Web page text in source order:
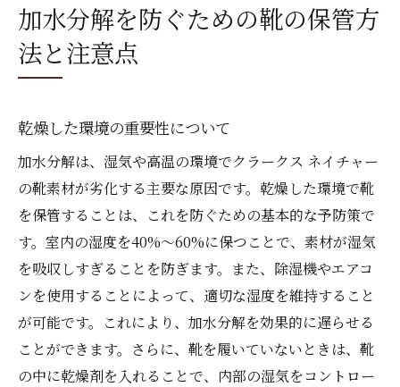
加水分解を防ぐための靴の保管方
法と注意点
乾燥した環境の重要性について
加水分解は、湿気や高温の環境でクラークス ネイチャー
の靴素材が劣化する主要な原因です。乾燥した環境で靴
を保管することは、これを防ぐための基本的な予防策で
す。室内の湿度を40%〜60%に保つことで、素材が湿気
を吸収しすぎることを防ぎます。また、除湿機やエアコ
ンを使用することによって、適切な湿度を維持すること
が可能です。これにより、加水分解を効果的に遅らせる
ことができます。さらに、靴を履いていないときは、靴
の中に乾燥剤を入れることで、内部の湿気をコントロー